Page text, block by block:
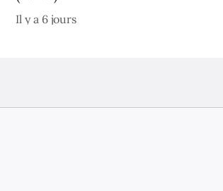
Il y a 6 jours